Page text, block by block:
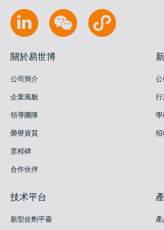
關於易世博
公司簡介
企業風貌
領導團隊
榮譽資質
里程碑
合作伙伴
公
行
學
招
技术平台
新型佐劑平臺